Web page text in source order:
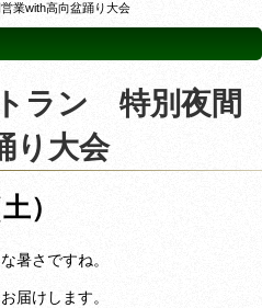
業with高向盆踊り大会
ラン 特別夜間
り大会
）
暑さですね。
届けします。